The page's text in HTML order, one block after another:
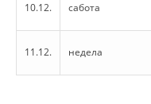
10.12. сабота
11.12. недела